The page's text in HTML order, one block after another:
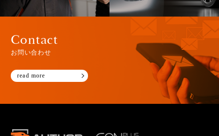
Contact
お問い合わせ
read more